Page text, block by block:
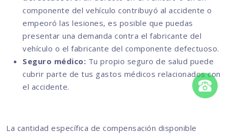
componente del vehículo contribuyó al accidente o
empeoró las lesiones, es posible que puedas
presentar una demanda contra el fabricante del
vehículo o el fabricante del componente defectuoso.
Seguro médico: Tu propio seguro de salud puede
cubrir parte de tus gastos médicos relacionados con
el accidente.
La cantidad específica de compensación disponible